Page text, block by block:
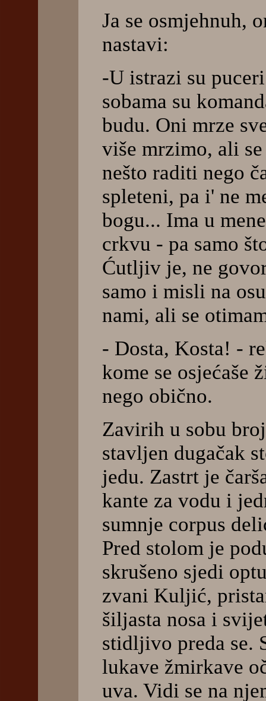
Ja se osmjehnuh,
nastavi:
-U istrazi su
sobama su
budu. Oni mrze
više mrzimo, ali
nešto raditi nego
spleteni, pa i' ne
bogu... Ima u
crkvu - pa samo
Ćutljiv je, ne
samo i misli na
nami, ali se
- Dosta, Kosta! -
kome se osjećaše
nego obično.
Zavirih u sobu
stavljen dugačak
jedu. Zastrt je
kante za vodu i
sumnje corpus
Pred stolom je
skrušeno sjedi
zvani Kuljić,
šiljasta nosa i
stidljivo preda se.
lukave žmirkave
uva. Vidi se na